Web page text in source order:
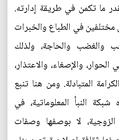
ما تكمن في طريقة إدارته.
في الطباع والخبرات
والغضب والحاجة، ولذلك
والإصغاء، والاعتذار،
المتبادلة. ومن هنا تنبع
النبأ المعلوماتية، في
الزوجية، لا بوصفها وصفات